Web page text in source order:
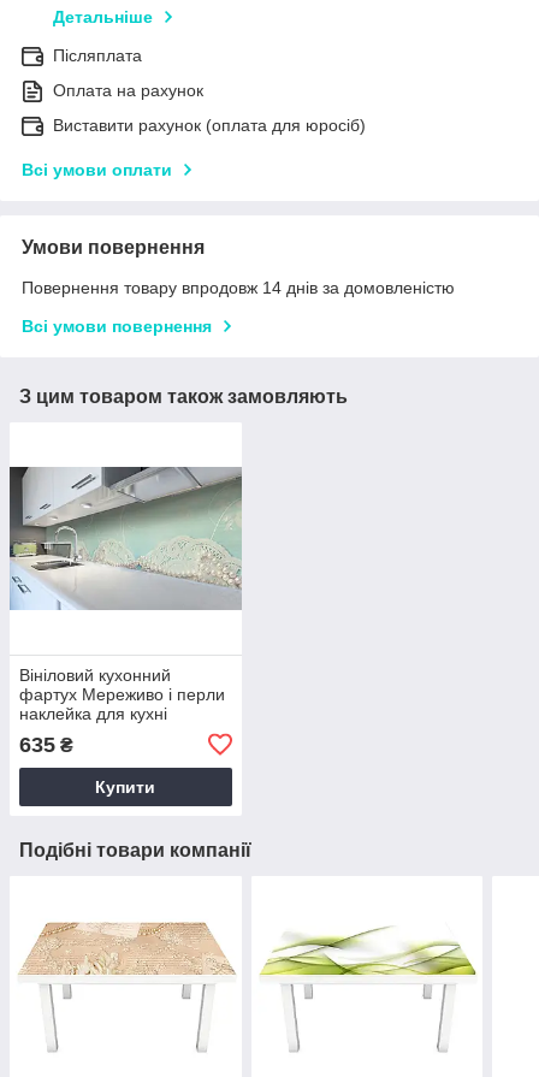
Детальніше
Післяплата
Оплата на рахунок
Виставити рахунок (оплата для юросіб)
Всі умови оплати
Умови повернення
Повернення товару впродовж 14 днів за домовленістю
Всі умови повернення
З цим товаром також замовляють
Вініловий кухонний
фартух Мереживо і перли
наклейка для кухні
Текстура Блакитний Happy
Pocket Z181673
635 ₴
Купити
Подібні товари компанії